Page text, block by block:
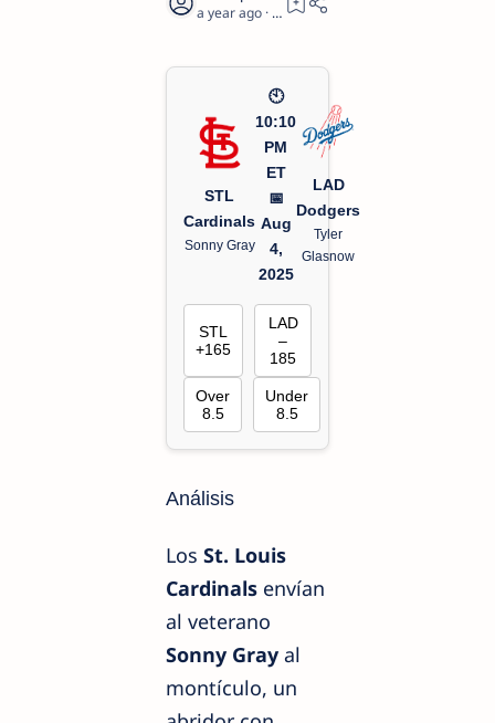
a year ago 2
STL
Cardinals
Sonny Gray
🕙
10:10
PM
ET
📅
Aug
4,
2025
LAD
Dodgers
Tyler
Glasnow
STL
+165
LAD
–
185
Over
8.5
Under
8.5
Análisis
Los St. Louis
Cardinals envían
al veterano
Sonny Gray al
montículo, un